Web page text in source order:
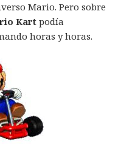
Mario. Pero sobre
Kart podía
horas y horas.